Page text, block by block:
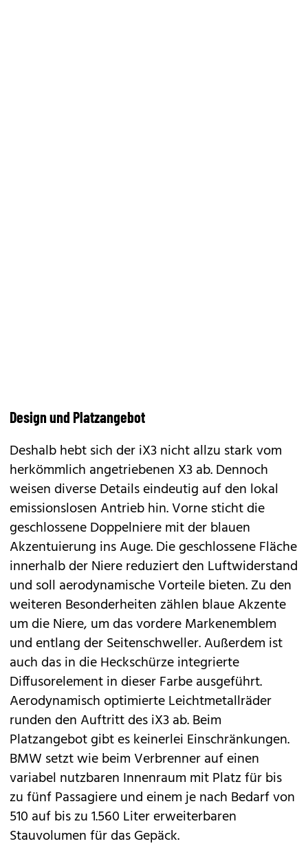
Design und Platzangebot
Deshalb hebt sich der iX3 nicht allzu stark vom
herkömmlich angetriebenen X3 ab. Dennoch
weisen diverse Details eindeutig auf den lokal
emissionslosen Antrieb hin. Vorne sticht die
geschlossene Doppelniere mit der blauen
Akzentuierung ins Auge. Die geschlossene Fläche
innerhalb der Niere reduziert den Luftwiderstand
und soll aerodynamische Vorteile bieten. Zu den
weiteren Besonderheiten zählen blaue Akzente
um die Niere, um das vordere Markenemblem
und entlang der Seitenschweller. Außerdem ist
auch das in die Heckschürze integrierte
Diffusorelement in dieser Farbe ausgeführt.
Aerodynamisch optimierte Leichtmetallräder
runden den Auftritt des iX3 ab. Beim
Platzangebot gibt es keinerlei Einschränkungen.
BMW setzt wie beim Verbrenner auf einen
variabel nutzbaren Innenraum mit Platz für bis
zu fünf Passagiere und einem je nach Bedarf von
510 auf bis zu 1.560 Liter erweiterbaren
Stauvolumen für das Gepäck.